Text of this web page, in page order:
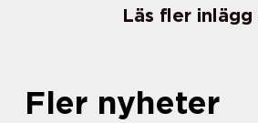
Läs fler inlägg
Fler nyheter